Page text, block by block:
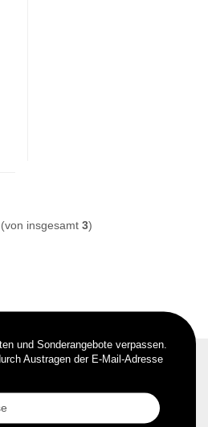
(von insgesamt 3)
und Sonderangebote verpassen.
Austragen der E-Mail-Adresse